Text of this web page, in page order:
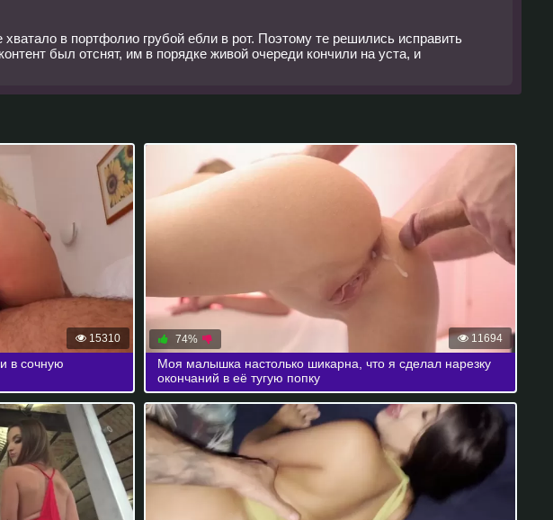
в портфолио грубой ебли в рот. Поэтому те решились исправить
был отснят, им в порядке живой очереди кончили на уста, и
15310
в сочную
11694
74%
Моя малышка настолько шикарна, что я сделал нарезку
окончаний в её тугую попку